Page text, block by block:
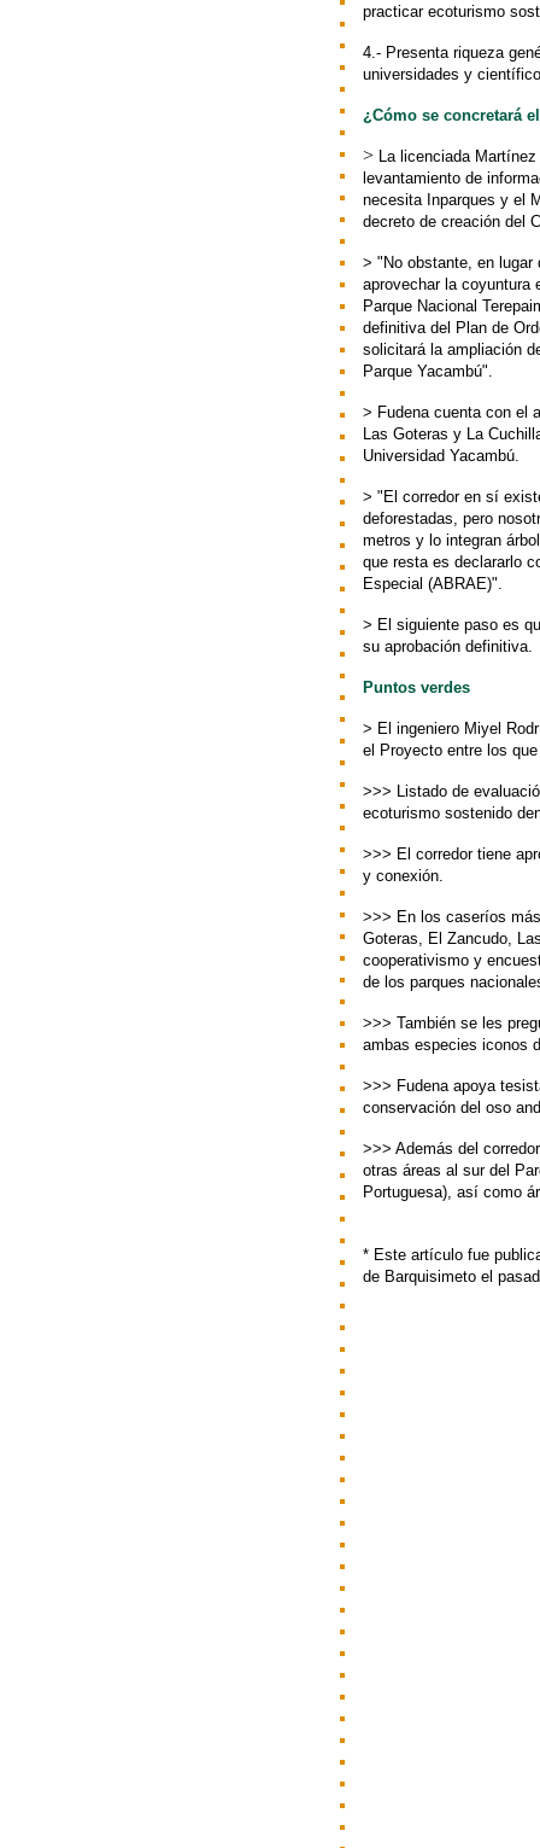
practicar ecoturismo
4.- Presenta riqueza
universidades y
¿Cómo se concretará
> La licenciada
levantamiento de
necesita Inparques y el
decreto de creación del
> "No obstante, en lugar
aprovechar la coyuntura
Parque Nacional
definitiva del Plan de
solicitará la ampliación
Parque Yacambú".
> Fudena cuenta con el
Las Goteras y La
Universidad Yacambú.
> "El corredor en sí
deforestadas, pero
metros y lo integran
que resta es declararlo
Especial (ABRAE)".
> El siguiente paso es
su aprobación definitiva.
Puntos verdes
> El ingeniero Miyel
el Proyecto entre los
>>> Listado de
ecoturismo sostenido
>>> El corredor tiene
y conexión.
>>> En los caseríos
Goteras, El Zancudo,
cooperativismo y
de los parques
>>> También se les
ambas especies iconos
>>> Fudena apoya
conservación del oso
>>> Además del
otras áreas al sur del
Portuguesa), así como
* Este artículo fue
de Barquisimeto el